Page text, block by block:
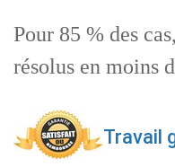
Pour 85 % des
résolus en moins
Travail